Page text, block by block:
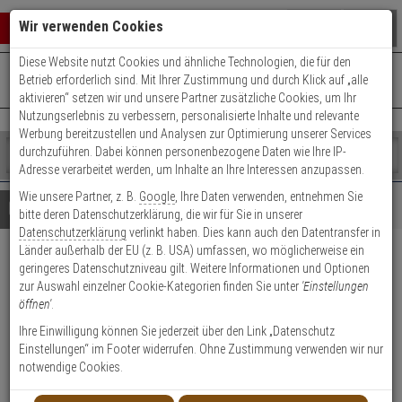
Warenkorb schließen
0 ARTIKEL IM WARENKORB
Ihr Warenkorb ist momentan leer.
Ergebnisse ()
Fertig
Shop
durchsuchen
Bitte
geben
Sie
mindestens
Zeichen
ein,
um
Suche
Es
wurde
noch
Kategorien
Suche
gestartet
+49 (0)821 899 493-0Mo. - Do.: 8:00 - 16:30 | Fr.: 8:00 - 14:00 Uhr
Kontaktservice nutzen
Details Beratung
3er Set Abus FO400N B
Fensterschloss braun
1
Wir verwenden Cookies
Diese Website nutzt Cookies und ähnliche Technologien, die für den
Betrieb erforderlich sind. Mit Ihrer Zustimmung und durch Klick auf „alle
aktivieren“ setzen wir und unsere Partner zusätzliche Cookies, um Ihr
Nutzungserlebnis zu verbessern, personalisierte Inhalte und relevante
Werbung bereitzustellen und Analysen zur Optimierung unserer Services
durchzuführen. Dabei können personenbezogene Daten wie Ihre IP-
Adresse verarbeitet werden, um Inhalte an Ihre Interessen anzupassen.
Wie unsere Partner, z. B. Google , Ihre Daten verwenden, entnehmen Sie
bitte deren Datenschutzerklärung, die wir für Sie in unserer
Datenschutzerklärung verlinkt haben. Dies kann auch den Datentransfer in
Länder außerhalb der EU (z. B. USA) umfassen, wo möglicherweise ein
geringeres Datenschutzniveau gilt. Weitere Informationen und Optionen
zur Auswahl einzelner Cookie-Kategorien finden Sie unter 'Einstellungen
öffnen'.
Ihre Einwilligung können Sie jederzeit über den Link „Datenschutz
Einstellungen“ im Footer widerrufen. Ohne Zustimmung verwenden wir nur
notwendige Cookies.